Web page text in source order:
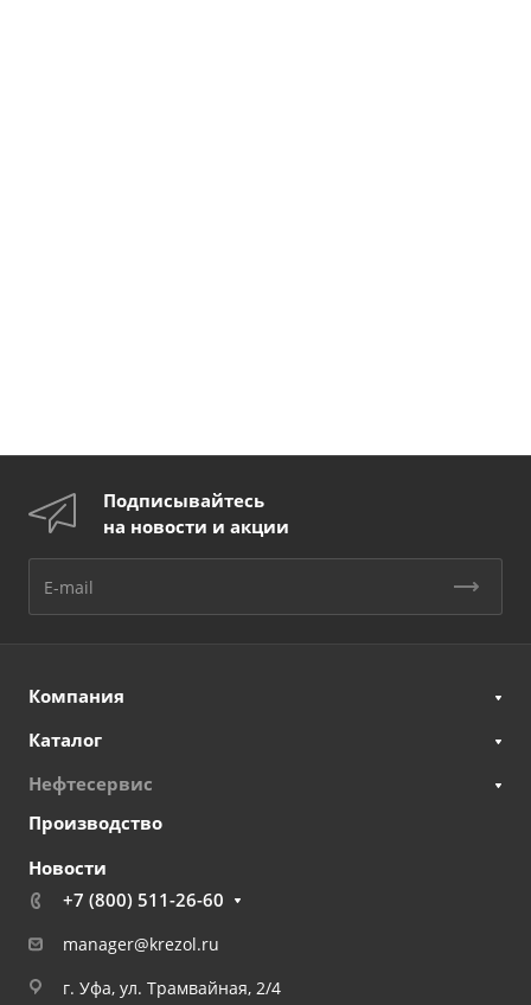
Подписывайтесь
на новости и акции
Компания
Каталог
Нефтесервис
Производство
Новости
+7 (800) 511-26-60
manager@krezol.ru
г. Уфа, ул. Трамвайная, 2/4